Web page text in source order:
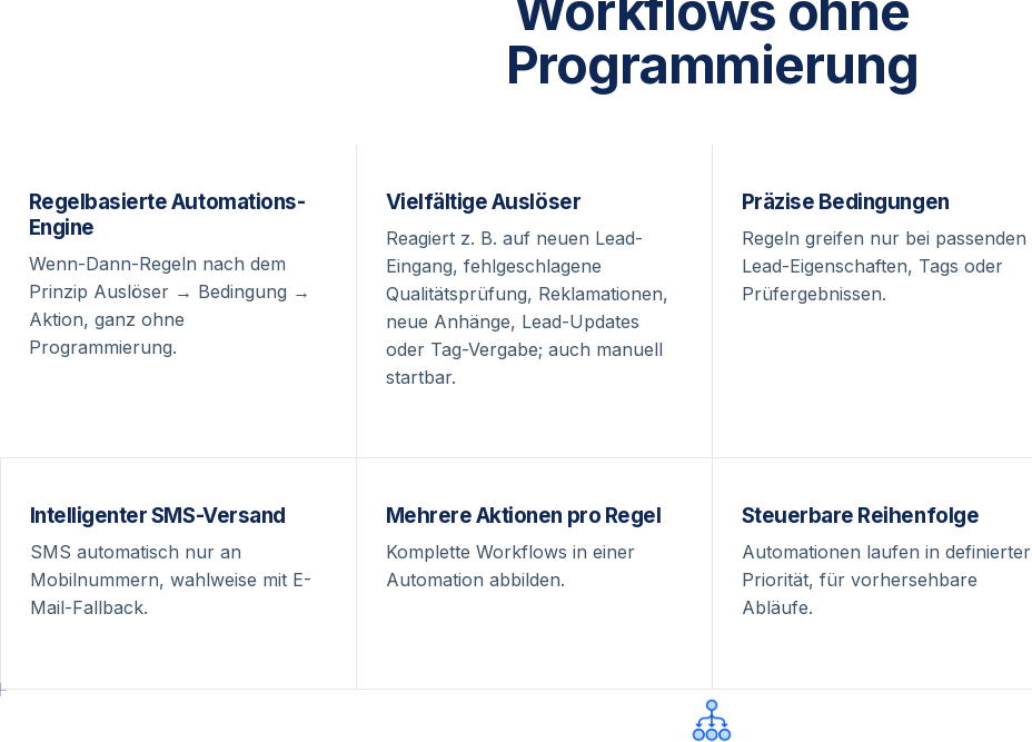
Programmierung
Regelbasierte Automations-
Engine
Wenn-Dann-Regeln nach dem
Prinzip Auslöser → Bedingung →
Aktion, ganz ohne
Programmierung.
Vielfältige Auslöser
Reagiert z. B. auf neuen Lead-
Eingang, fehlgeschlagene
Qualitätsprüfung, Reklamationen,
neue Anhänge, Lead-Updates
oder Tag-Vergabe; auch manuell
startbar.
Präzise Bedingungen
Regeln greifen nur bei passenden
Lead-Eigenschaften, Tags oder
Prüfergebnissen.
Intelligenter SMS-Versand
SMS automatisch nur an
Mobilnummern, wahlweise mit E-
Mail-Fallback.
Mehrere Aktionen pro Regel
Komplette Workflows in einer
Automation abbilden.
Steuerbare Reihenfolge
Automationen laufen in definierter
Priorität, für vorhersehbare
Abläufe.